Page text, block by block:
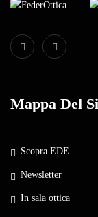
Mappa Del
Scopra EDE
Newsletter
In sala ottica